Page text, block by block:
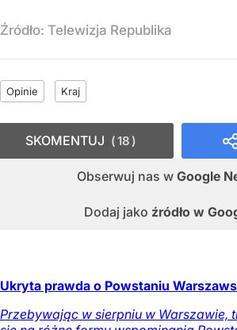
Źródło: Telewizja Republika
Opinie Kraj
Obserwuj nas w Google
Dodaj jako źródło w
SKOMENTUJ 18
Ukryta prawda o Powstaniu
Przebywając w sierpniu w Warszawie,